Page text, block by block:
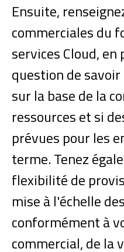
Ensuite,
commerciales du
services Cloud,
question de
sur la base de la
ressources et si
prévues pour les
terme. Tenez
flexibilité de
mise à l'échelle
conformément à
commercial, de la